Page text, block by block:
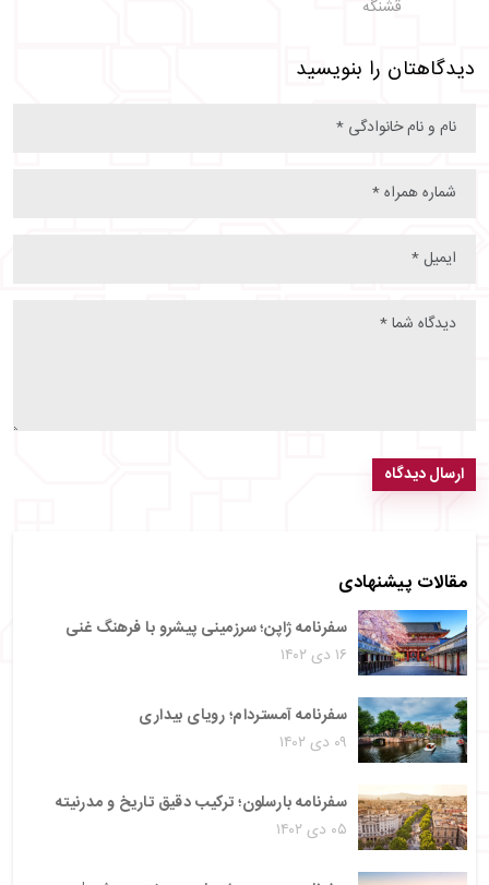
مقالات پیشنهادی
سفرنامه ژاپن؛ سرزمینی پیشرو با فرهنگ غنی
۱۶ دی ۱۴۰۲
سفرنامه آمستردام؛ رویای بیداری
۰۹ دی ۱۴۰۲
سفرنامه بارسلون؛ ترکیب دقیق تاریخ و مدرنیته
۰۵ دی ۱۴۰۲
قشنگه
دیدگاهتان را بنویسید
ارسال دیدگاه